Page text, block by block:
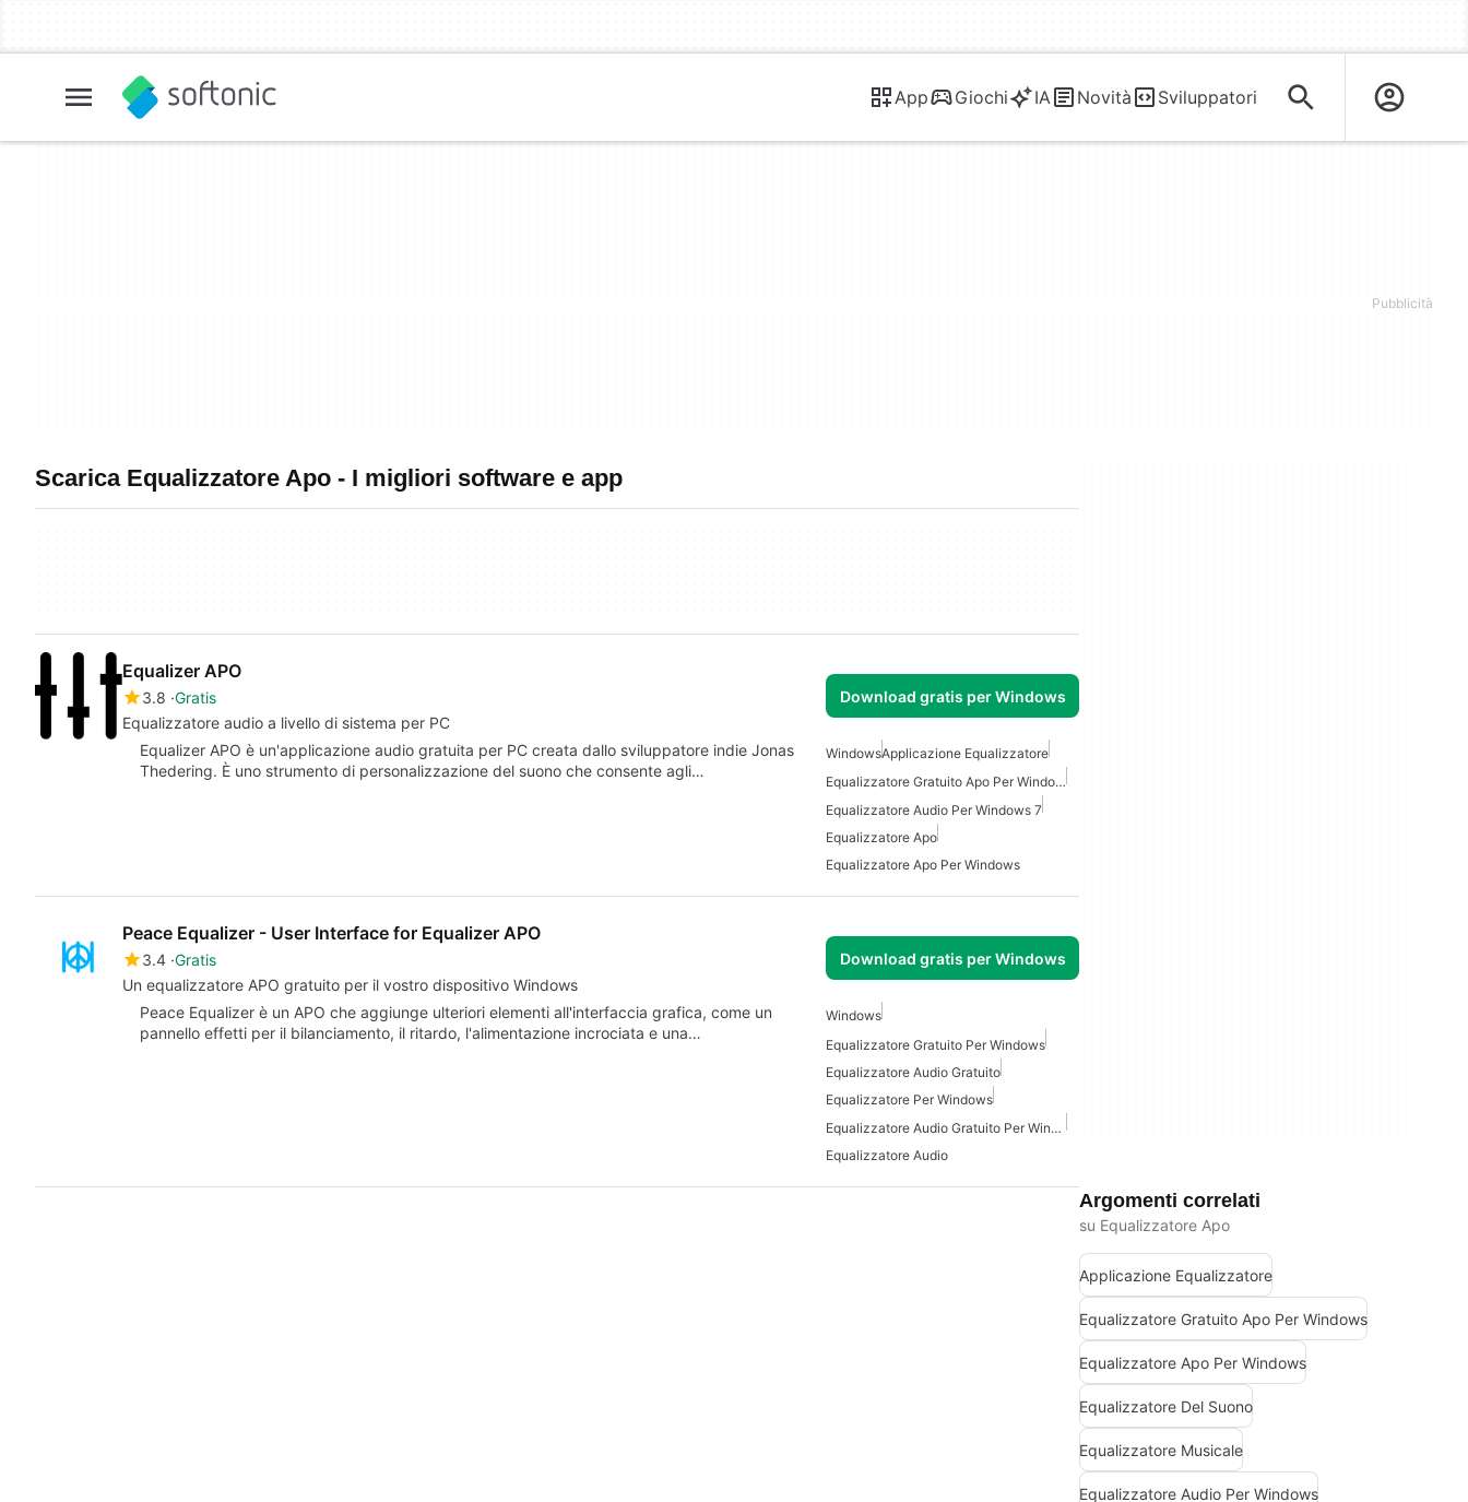
App Giochi IA Novità Sviluppatori
Scarica Equalizzatore Apo - I migliori software e app
Equalizer APO
3.8 Gratis
Equalizzatore audio a livello di sistema per PC
Download gratis per Windows
Equalizer APO è un'applicazione audio gratuita per PC creata dallo sviluppatore indie Jonas
Thedering. È uno strumento di personalizzazione del suono che consente agli…
WindowsApplicazione Equalizzatore
Equalizzatore Gratuito Apo Per Windows
Equalizzatore Audio Per Windows 7
Equalizzatore Apo
Equalizzatore Apo Per Windows
Peace Equalizer - User Interface for Equalizer APO
3.4 Gratis
Un equalizzatore APO gratuito per il vostro dispositivo Windows
Download gratis per Windows
Peace Equalizer è un APO che aggiunge ulteriori elementi all'interfaccia grafica, come un
pannello effetti per il bilanciamento, il ritardo, l'alimentazione incrociata e una…
Windows
Equalizzatore Gratuito Per Windows
Equalizzatore Audio Gratuito
Equalizzatore Per Windows
Equalizzatore Audio Gratuito Per Windows
Equalizzatore Audio
Argomenti correlati
su Equalizzatore Apo
Applicazione Equalizzatore
Equalizzatore Gratuito Apo Per Windows
Equalizzatore Apo Per Windows
Equalizzatore Del Suono
Equalizzatore Musicale
Equalizzatore Audio Per Windows